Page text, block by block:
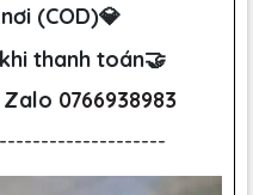
(COD)💎
thanh toán🤝
Zalo 0766938983